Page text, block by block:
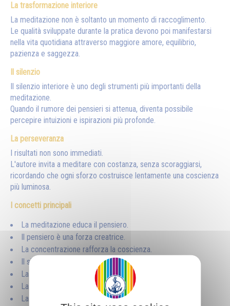
La trasformazione interiore
La meditazione non è soltanto un momento di raccoglimento.
Le qualità sviluppate durante la pratica devono poi manifestarsi
nella vita quotidiana attraverso maggiore amore, equilibrio,
pazienza e saggezza.
Il silenzio
Il silenzio interiore è uno degli strumenti più importanti della
meditazione.
Quando il rumore dei pensieri si attenua, diventa possibile
percepire intuizioni e ispirazioni più profonde.
La perseveranza
I risultati non sono immediati.
L'autore invita a meditare con costanza, senza scoraggiarsi,
ricordando che ogni sforzo costruisce lentamente una coscienza
più luminosa.
I concetti principali
La meditazione educa il pensiero.
Il pensiero è una forza creatrice.
La concentrazione rafforza la coscienza.
Il silenzio favorisce l'intuizione.
La meditazione apre al mondo divino.
La pratica trasforma il carattere.
La perseveranza è essenziale.